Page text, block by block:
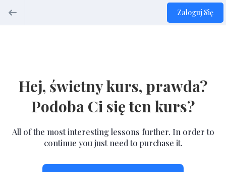
Zaloguj Się
Hej, świetny kurs, prawda?
Podoba Ci się ten kurs?
All of the most interesting lessons further. In order to
continue you just need to purchase it.